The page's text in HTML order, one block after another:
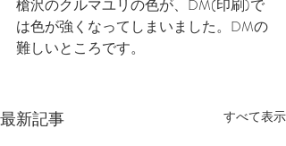
槍沢のクルマユリの色が、DM(印刷)で
は色が強くなってしまいました。DMの
難しいところです。
最新記事 すべて表示